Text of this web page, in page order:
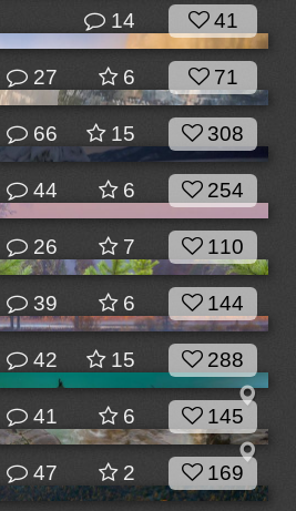
14 41
27 6 71
66 15 308
44 6 254
26 7 110
39 6 144
42 15 288
41 6 145
47 2 169